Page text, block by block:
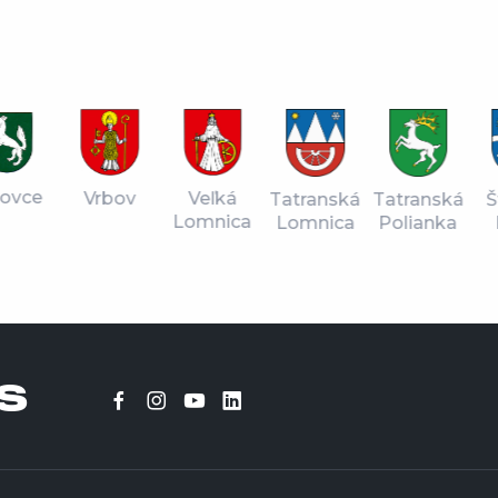
Vrbov
Veľká
Lomnica
Tatranská
Lomnica
Tatranská
Polianka